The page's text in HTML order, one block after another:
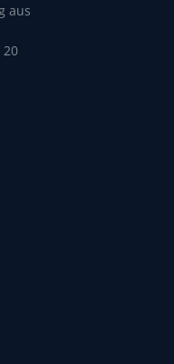
aus